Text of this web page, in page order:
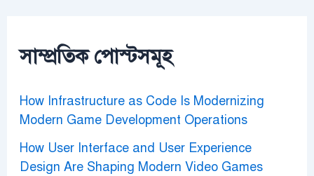
o
r
সাম্প্রতিক পোস্টসমূহ
How Infrastructure as Code Is Modernizing
Modern Game Development Operations
How User Interface and User Experience
Design Are Shaping Modern Video Games